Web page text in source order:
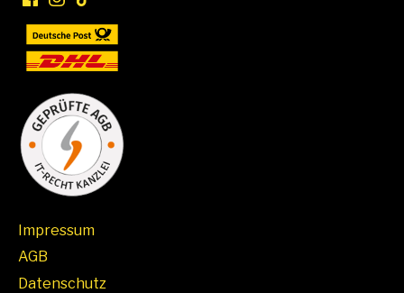
Impressum
AGB
Datenschutz